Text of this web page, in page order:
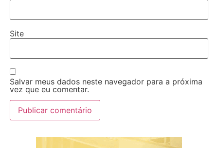
Site
Salvar meus dados neste navegador para a próxima
vez que eu comentar.